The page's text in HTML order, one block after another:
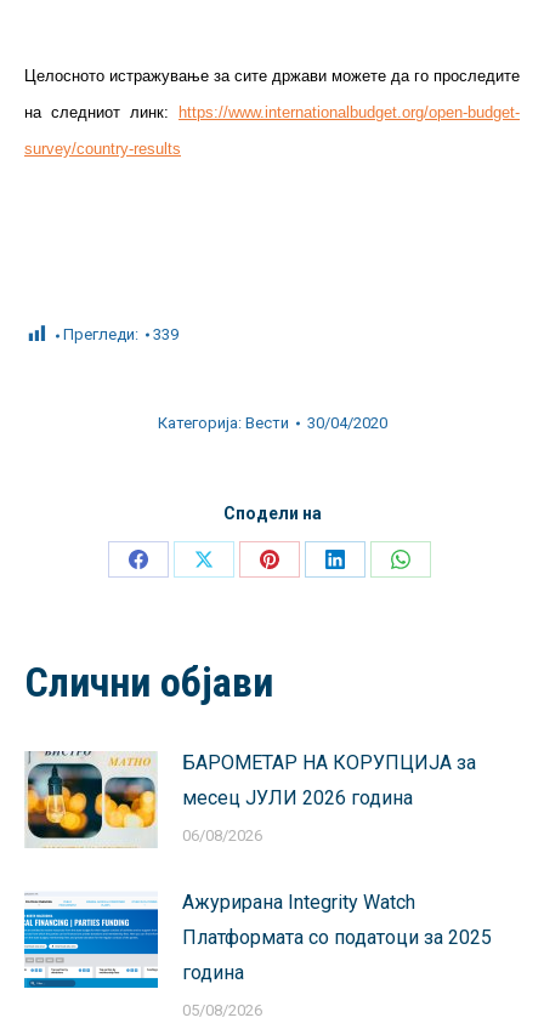
Целосното истражување за сите држави можете да го проследите
на следниот линк:
https://www.internationalbudget.org/open-budget-
survey/country-results
Прегледи: 339
Категорија: Вести 30/04/2020
Сподели на
Share
Share
Share
Share
Share
Слични објави
БАРОМЕТАР НА КОРУПЦИЈА за
месец ЈУЛИ 2026 година
06/08/2026
Ажурирана Integrity Watch
Платформата со податоци за 2025
година
05/08/2026